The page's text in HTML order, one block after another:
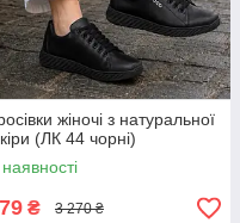
жіночі з натуральної
(ЛК 44 чорні)
₴ 3 270 ₴